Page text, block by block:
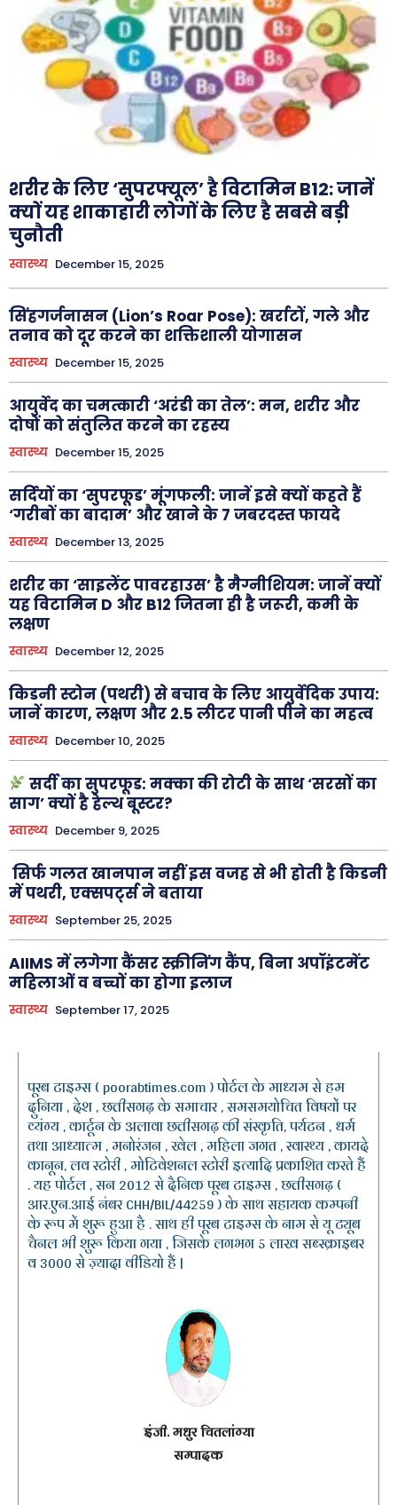
शरीर के लिए ‘सुपरफ्यूल’ है विटामिन B12: जानें
क्यों यह शाकाहारी लोगों के लिए है सबसे बड़ी
चुनौती
स्वास्थ्य December 15, 2025
सिंहगर्जनासन (Lion’s Roar Pose): खर्राटों, गले और
तनाव को दूर करने का शक्तिशाली योगासन
स्वास्थ्य December 15, 2025
आयुर्वेद का चमत्कारी ‘अरंडी का तेल’: मन, शरीर और
दोषों को संतुलित करने का रहस्य
स्वास्थ्य December 15, 2025
सर्दियों का ‘सुपरफूड’ मूंगफली: जानें इसे क्यों कहते हैं
‘गरीबों का बादाम’ और खाने के 7 जबरदस्त फायदे
स्वास्थ्य December 13, 2025
शरीर का ‘साइलेंट पावरहाउस’ है मैग्नीशियम: जानें क्यों
यह विटामिन D और B12 जितना ही है जरूरी, कमी के
लक्षण
स्वास्थ्य December 12, 2025
किडनी स्टोन (पथरी) से बचाव के लिए आयुर्वेदिक उपाय:
जानें कारण, लक्षण और 2.5 लीटर पानी पीने का महत्व
स्वास्थ्य December 10, 2025
सर्दी का सुपरफूड: मक्का की रोटी के साथ ‘सरसों का
साग’ क्यों है हेल्थ बूस्टर?
स्वास्थ्य December 9, 2025
सिर्फ गलत खानपान नहीं इस वजह से भी होती है किडनी
में पथरी, एक्सपर्ट्स ने बताया
स्वास्थ्य September 25, 2025
AIIMS में लगेगा कैंसर स्क्रीनिंग कैंप, बिना अपॉइंटमेंट
महिलाओं व बच्चों का होगा इलाज
स्वास्थ्य September 17, 2025
पूरब टाइम्स ( poorabtimes.com ) पोर्टल के माध्यम से हम
दुनिया , देश , छत्तीसगढ़ के समाचार , समसमयोचित विषयों पर
व्यंग्य , कार्टून के अलावा छत्तीसगढ़ की संस्कृति, पर्यटन , धर्म
तथा आध्यात्म , मनोरंजन , खेल , महिला जगत , स्वास्थ्य , कायदे
कानून, लव स्टोरी , मोटिवेशनल स्टोरी इत्यादि प्रकाशित करते हैं
. यह पोर्टल , सन 2012 से दैनिक पूरब टाइम्स , छत्तीसगढ़ (
आर.एन.आई नंबर CHH/BIL/44259 ) के साथ सहायक कम्पनी
के रूप में शुरू हुआ है . साथ ही पूरब टाइम्स के नाम से यू ट्यूब
चैनल भी शुरू किया गया , जिसके लगभग 5 लाख सब्स्क्राइबर
व 3000 से ज़्यादा वीडियो हैं |
इंजी. मधुर चितलांग्या
सम्पादक